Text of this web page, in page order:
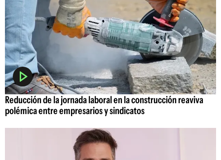
Reducción de la jornada laboral en la construcción reaviva
polémica entre empresarios y sindicatos